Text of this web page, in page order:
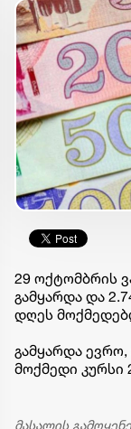
29 ოქტომბრის
გამყარდა და
დღეს
გამყარდა
მოქმედი კურსი
მასალის